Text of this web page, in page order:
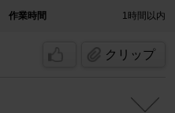
作業時間 1時間以内
クリップ